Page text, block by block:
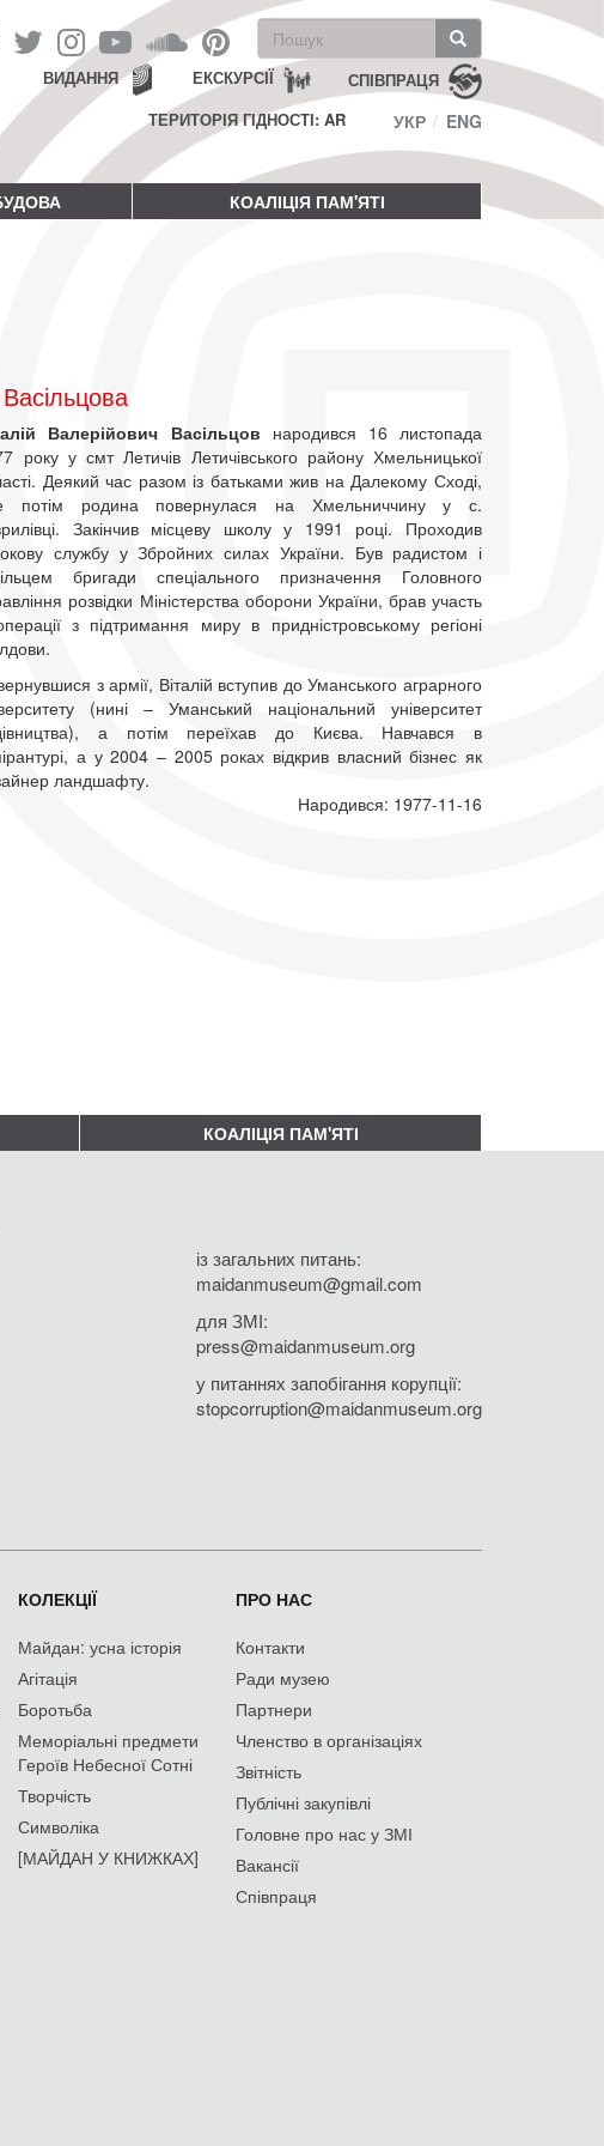
Пошукова
форма
Пошук СПІВПРАЦЯ
ЕКСКУРСІЇ
ВИДАННЯ
ТЕРИТОРІЯ ГІДНОСТІ: AR
УКР ENG
КОАЛІЦІЯ ПАМ'ЯТІ
Валерійович Васільцов народився 16 листопада
року у смт Летичів Летичівського району Хмельницької
Деякий час разом із батьками жив на Далекому Сході,
потім родина повернулася на Хмельниччину у с.
Закінчив місцеву школу у 1991 році. Проходив
службу у Збройних силах України. Був радистом і
бригади спеціального призначення Головного
розвідки Міністерства оборони України, брав участь
з підтримання миру в придністровському регіоні
з армії, Віталій вступив до Уманського аграрного
(нині – Уманський національний університет
а потім переїхав до Києва. Навчався в
а у 2004 – 2005 роках відкрив власний бізнес як
ландшафту.
Народився: 1977-11-16
КОАЛІЦІЯ ПАМ'ЯТІ
із загальних питань:
maidanmuseum@gmail.com
для ЗМІ:
press@maidanmuseum.org
у питаннях запобігання корупції:
stopcorruption@maidanmuseum.org
КОЛЕКЦІЇ
Майдан: усна історія
Агітація
Боротьба
Меморіальні предмети
Героїв Небесної Сотні
Творчість
Символіка
[МАЙДАН У КНИЖКАХ]
ПРО НАС
Контакти
Ради музею
Партнери
Членство в організаціях
Звітність
Публічні закупівлі
Головне про нас у ЗМІ
Вакансії
Співпраця